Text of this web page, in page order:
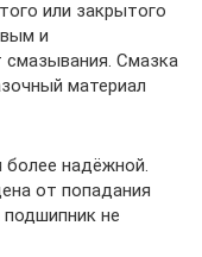
или закрытого
и
смазывания. Смазка
материал
более надёжной.
от попадания
подшипник не